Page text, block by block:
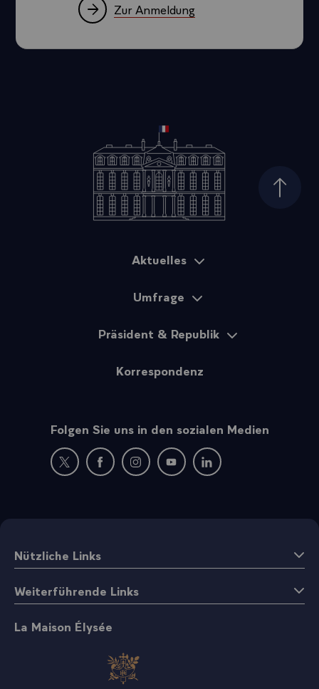
Zur Anmeldung
Aktuelles
Umfrage
Präsident & Republik
Korrespondenz
Folgen Sie uns in den sozialen Medien
Neues Fenster : Besuchen Sie uns auf Twitter
Neues Fenster : Besuchen Sie uns auf
Neues Fenster : Besuchen Sie uns auf
Neues Fenster : Besuchen Sie
Neues Fenster :
Nützliche Links
Weiterführende Links
La Maison Élysée